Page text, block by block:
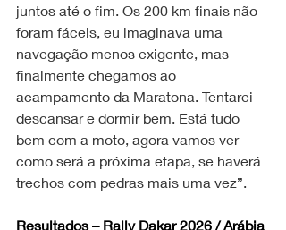
juntos até o fim. Os 200 km finais não
foram fáceis, eu imaginava uma
navegação menos exigente, mas
finalmente chegamos ao
acampamento da Maratona. Tentarei
descansar e dormir bem. Está tudo
bem com a moto, agora vamos ver
como será a próxima etapa, se haverá
trechos com pedras mais uma vez”.
Resultados – Rally Dakar 2026 / Arábia